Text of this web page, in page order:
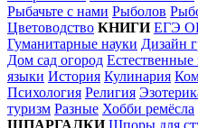
Рыбачьте с нами Рыболов
Цветоводство КНИГИ ЕГЭ
Гуманитарные науки Дизайн
Дом сад огород Естественные
языки История Кулинария
Психология Религия
туризм Разные Хобби ремёсла
ШПАРГАЛКИ Шпоры для